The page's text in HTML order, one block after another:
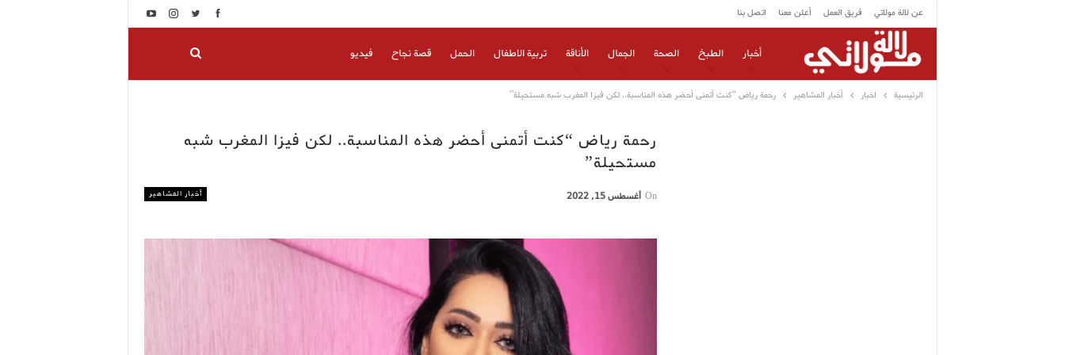
عن لالة مولاتي فريق العمل أعلن معنا اتصل بنا
أخبار الطبخ الصحة الجمال الأناقة تربية الاطفال الحمل قصة نجاح فيديو
الرئيسية اخبار أخبار المشاهير رحمة رياض “كنت أتمنى أحضر هذه المناسبة.. لكن فيزا المغرب شبه مستحيلة”
رحمة رياض “كنت أتمنى أحضر هذه المناسبة.. لكن فيزا المغرب شبه
مستحيلة”
أخبار المشاهير On أغسطس 15, 2022